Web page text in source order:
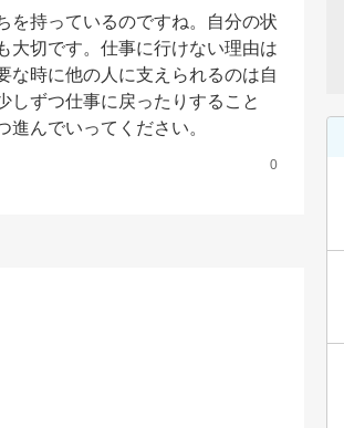
を持っているのですね。自分の状
大切です。仕事に行けない理由は
な時に他の人に支えられるのは自
しずつ仕事に戻ったりすること
んでいってください。
0